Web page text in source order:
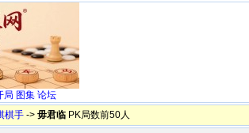
局 图集 论坛
棋手 -> 毋君临 PK局数前50人